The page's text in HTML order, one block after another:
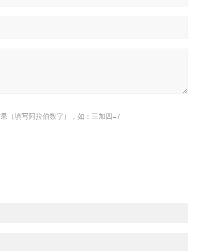
（填写阿拉伯数字），如：三加四=7